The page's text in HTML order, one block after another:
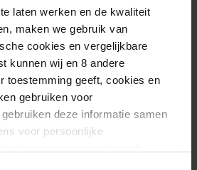
laten werken en de kwaliteit
maken we gebruik van
cookies en vergelijkbare
kunnen wij en 8 andere
toestemming geeft, cookies en
gebruiken voor
deze informatie samen
voor persoonlijke
van een Multipack:
24-blikken speciaalbier in één
korting op de standaardprijs
borrels of om je voorraad aan
bier binnen handbereik